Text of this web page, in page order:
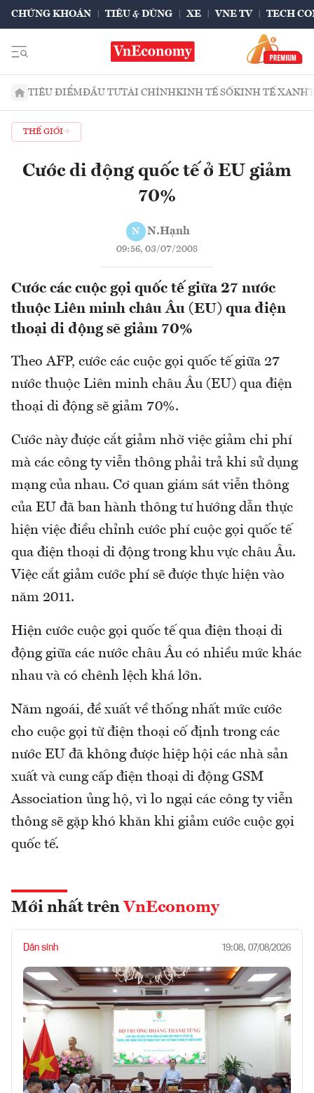
CHỨNG KHOÁN TIÊU & DÙNG XE VNE TV TECH
TIÊU ĐIỂMĐẦU TƯTÀI CHÍNHKINH TẾ SỐKINH TẾ XANH
THẾ GIỚI
Cước di động quốc tế ở EU giảm
70%
N N.Hạnh
09:56, 03/07/2008
Cước các cuộc gọi quốc tế giữa 27 nước
thuộc Liên minh châu Âu (EU) qua điện
thoại di động sẽ giảm 70%
Theo AFP, cước các cuộc gọi quốc tế giữa 27
nước thuộc Liên minh châu Âu (EU) qua điện
thoại di động sẽ giảm 70%.
Cước này được cắt giảm nhờ việc giảm chi phí
mà các công ty viễn thông phải trả khi sử dụng
mạng của nhau. Cơ quan giám sát viễn thông
của EU đã ban hành thông tư hướng dẫn thực
hiện việc điều chỉnh cước phí cuộc gọi quốc tế
qua điện thoại di động trong khu vực châu Âu.
Việc cắt giảm cước phí sẽ được thực hiện vào
năm 2011.
Hiện cước cuộc gọi quốc tế qua điện thoại di
động giữa các nước châu Âu có nhiều mức khác
nhau và có chênh lệch khá lớn.
Năm ngoái, đề xuất về thống nhất mức cước
cho cuộc gọi từ điện thoại cố định trong các
nước EU đã không được hiệp hội các nhà sản
xuất và cung cấp điện thoại di động GSM
Association ủng hộ, vì lo ngại các công ty viễn
thông sẽ gặp khó khăn khi giảm cước cuộc gọi
quốc tế.
Mới nhất trên VnEconomy
Dân sinh 19:08, 07/08/2026